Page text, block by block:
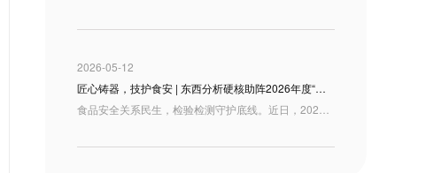
2026-05-12
匠心铸器，技护食安 | 东西分析硬核助阵2026年度“技能山西”检验检测职业技能大赛